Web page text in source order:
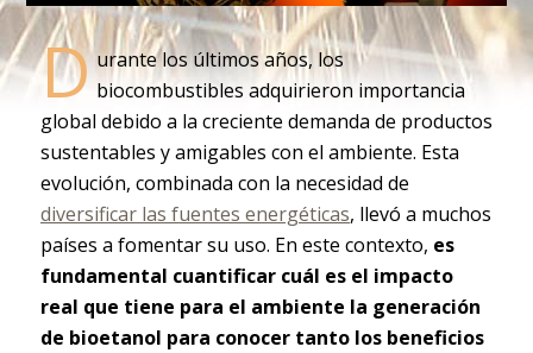
D urante los últimos años, los
biocombustibles adquirieron importancia
global debido a la creciente demanda de productos
sustentables y amigables con el ambiente. Esta
evolución, combinada con la necesidad de
diversificar las fuentes energéticas, llevó a muchos
países a fomentar su uso. En este contexto, es
fundamental cuantificar cuál es el impacto
real que tiene para el ambiente la generación
de bioetanol para conocer tanto los beneficios